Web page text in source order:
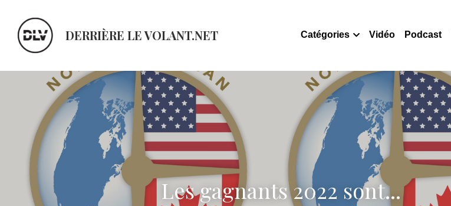
DERRIÈRE LE VOLANT.NET Catégories Vidéo Podcast
Les gagnants 2022 sont...